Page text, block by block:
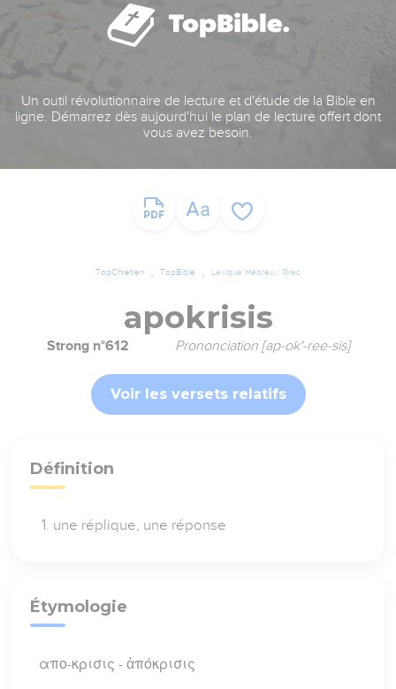
Un outil révolutionnaire de lecture et d'étude de la Bible en
ligne. Démarrez dès aujourd'hui le plan de lecture offert dont
vous avez besoin.
TopChrétien TopBible Lexique Hébreu / Grec
apokrisis
Strong n°612 Prononciation [ap-ok'-ree-sis]
Voir les versets relatifs
Définition
une réplique, une réponse
Étymologie
απο-κρισις - ἀπόκρισις